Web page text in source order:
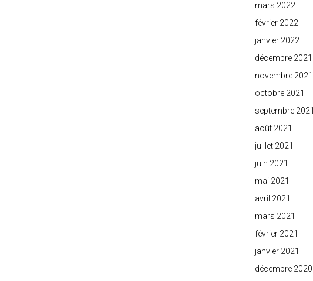
mars 2022
février 2022
janvier 2022
décembre 2021
novembre 2021
octobre 2021
septembre 2021
août 2021
juillet 2021
juin 2021
mai 2021
avril 2021
mars 2021
février 2021
janvier 2021
décembre 2020